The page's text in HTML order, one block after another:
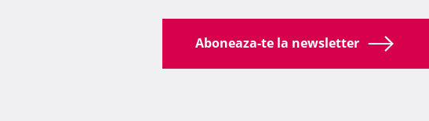
Aboneaza-te la newsletter